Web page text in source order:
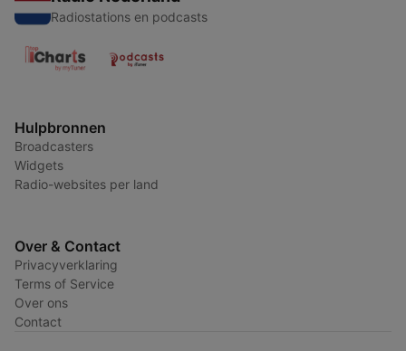
Radiostations en podcasts
Hulpbronnen
Broadcasters
Widgets
Radio-websites per land
Over & Contact
Privacyverklaring
Terms of Service
Over ons
Contact